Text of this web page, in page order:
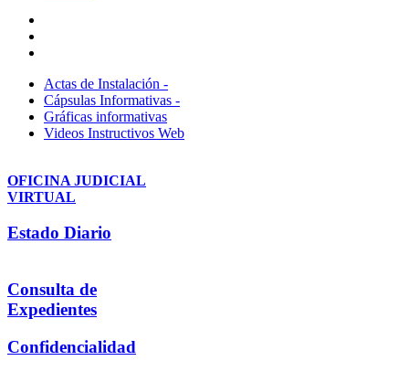
Actas de Instalación -
Cápsulas Informativas -
Gráficas informativas
Videos Instructivos Web
OFICINA JUDICIAL
VIRTUAL
Estado Diario
Consulta de
Expedientes
Confidencialidad